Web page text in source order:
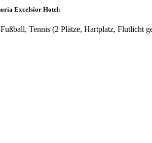
Excelsior Hotel:
Tennis (2 Plätze, Hartplatz, Flutlicht